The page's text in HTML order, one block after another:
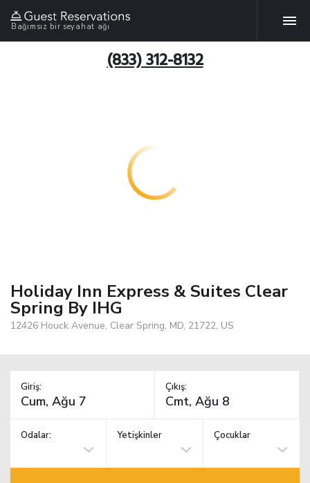
Bağımsız bir seyahat ağı
(833) 312-8132
Holiday Inn Express & Suites Clear
Spring By IHG
12426 Houck Avenue, Clear Spring, MD, 21722, US
Giriş: Çıkış:
Odalar: Yetişkinler Çocuklar